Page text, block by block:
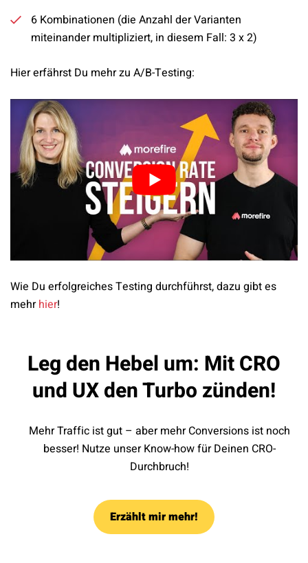
6 Kombinationen (die Anzahl der Varianten
miteinander multipliziert, in diesem Fall: 3 x 2)
Hier erfährst Du mehr zu A/B-Testing:
Wie Du erfolgreiches Testing durchführst, dazu gibt es
mehrhier!
Leg den Hebel um: Mit CRO
und UX den Turbo zünden!
Mehr Traffic ist gut – aber mehr Conversions ist noch
besser! Nutze unser Know-how für Deinen CRO-
Durchbruch!
Erzählt mir mehr!